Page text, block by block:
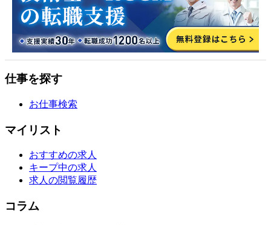
仕事を探す
お仕事検索
マイリスト
おすすめの求人
キープ中の求人
求人の閲覧履歴
コラム